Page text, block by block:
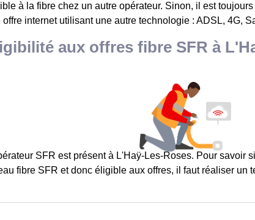
à la fibre chez un autre opérateur. Sinon, il est
offre internet utilisant une autre technologie : ADSL, 4G,
aux offres fibre SFR à
SFR est présent à L'Haÿ-Les-Roses. Pour savoir
fibre SFR et donc éligible aux offres, il faut réaliser un